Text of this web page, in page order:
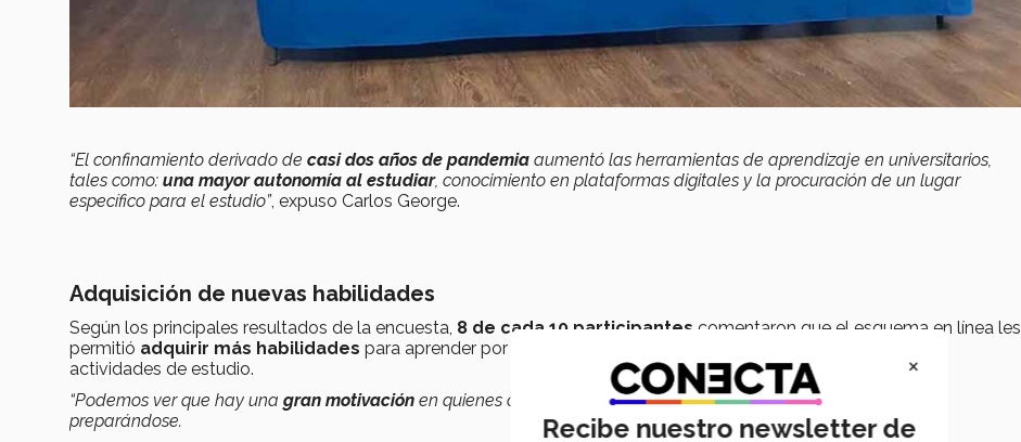
“El confinamiento derivado de casi dos años de pandemia aumentó las herramientas de aprendizaje en universitarios,
tales como: una mayor autonomía al estudiar, conocimiento en plataformas digitales y la procuración de un lugar
específico para el estudio”, expuso Carlos George.
Adquisición de nuevas habilidades
Según los principales resultados de la encuesta, 8 de cada 10 participantes comentaron que el esquema en línea les
permitió adquirir más habilidades para aprender por su cuenta y más de la mitad aseguraron realizar más
actividades de estudio.
“Podemos ver que hay una gran motivación en quienes cursan una carrera universitaria o posgrado para seguir
preparándose.
×
Recibe nuestro newsletter de